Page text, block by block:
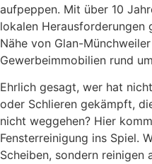
aufpeppen. Mit über 10
lokalen Herausforderungen
Nähe von Glan-
Gewerbeimmobilien rund
Ehrlich gesagt, wer hat
oder Schlieren gekämpft,
nicht weggehen? Hier
Fensterreinigung ins Spiel.
Scheiben, sondern reinigen